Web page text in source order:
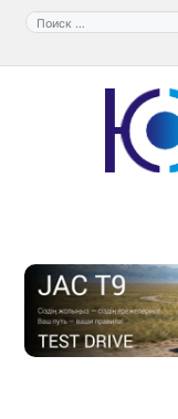
Перейти
содержимому
Поиск: